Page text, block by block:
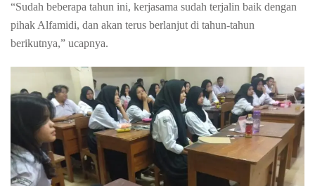
“Sudah beberapa tahun ini, kerjasama sudah terjalin baik dengan
pihak Alfamidi, dan akan terus berlanjut di tahun-tahun
berikutnya,” ucapnya.